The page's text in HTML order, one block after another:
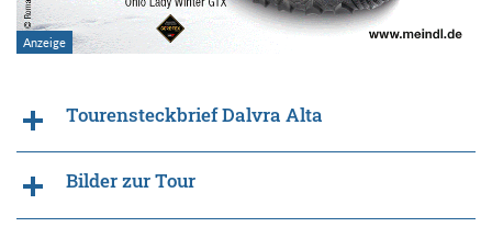
Tourensteckbrief Dalvra Alta
Bilder zur Tour